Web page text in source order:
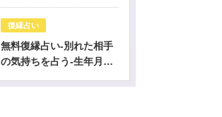
復縁占い
無料復縁占い-別れた相手
の気持ちを占う-生年月日